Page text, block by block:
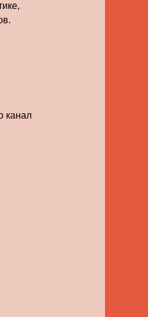
канал